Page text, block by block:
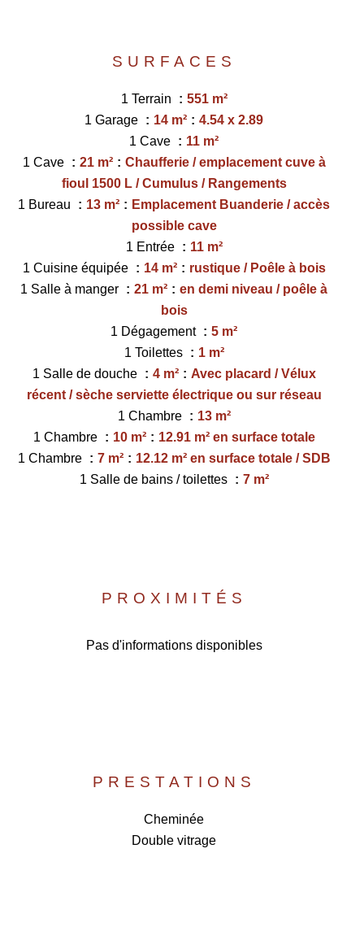
SURFACES
1 Terrain
551 m²
1 Garage
14 m²
4.54 x 2.89
1 Cave
11 m²
1 Cave
21 m²
Chaufferie / emplacement cuve à
fioul 1500 L / Cumulus / Rangements
1 Bureau
13 m²
Emplacement Buanderie / accès
possible cave
1 Entrée
11 m²
1 Cuisine équipée
14 m²
rustique / Poêle à bois
1 Salle à manger
21 m²
en demi niveau / poêle à
bois
1 Dégagement
5 m²
1 Toilettes
1 m²
1 Salle de douche
4 m²
Avec placard / Vélux
récent / sèche serviette électrique ou sur réseau
1 Chambre
13 m²
1 Chambre
10 m²
12.91 m² en surface totale
1 Chambre
7 m²
12.12 m² en surface totale / SDB
1 Salle de bains / toilettes
7 m²
PROXIMITÉS
Pas d'informations disponibles
PRESTATIONS
Cheminée
Double vitrage